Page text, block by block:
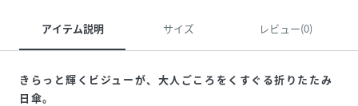
アイテム説明 サイズ レビュー(0)
きらっと輝くビジューが、大人ごころをくすぐる折りたたみ
日傘。